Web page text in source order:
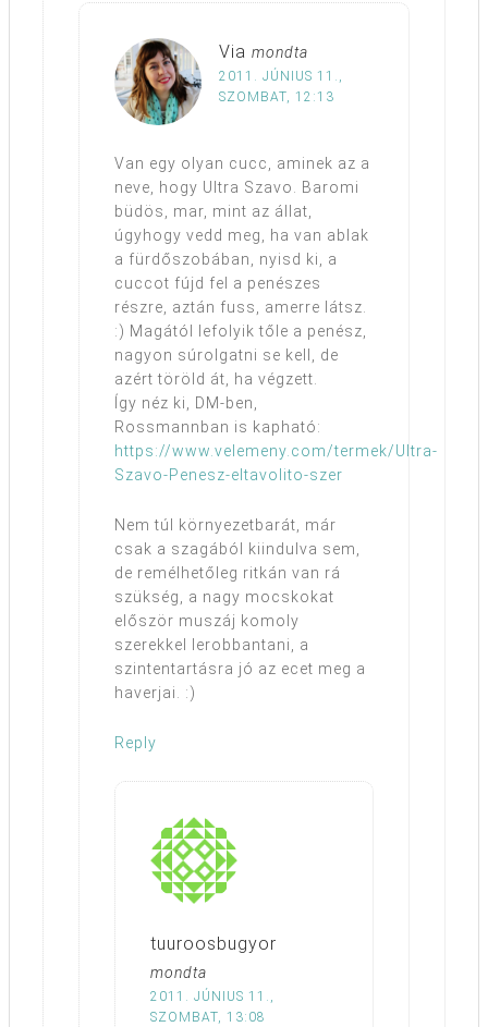
Via mondta
2011. JÚNIUS 11.,
SZOMBAT, 12:13
Van egy olyan cucc, aminek az a
neve, hogy Ultra Szavo. Baromi
büdös, mar, mint az állat,
úgyhogy vedd meg, ha van ablak
a fürdőszobában, nyisd ki, a
cuccot fújd fel a penészes
részre, aztán fuss, amerre látsz.
:) Magától lefolyik tőle a penész,
nagyon súrolgatni se kell, de
azért töröld át, ha végzett.
Így néz ki, DM-ben,
Rossmannban is kapható:
https://www.velemeny.com/termek/Ultra-
Szavo-Penesz-eltavolito-szer
Nem túl környezetbarát, már
csak a szagából kiindulva sem,
de remélhetőleg ritkán van rá
szükség, a nagy mocskokat
először muszáj komoly
szerekkel lerobbantani, a
szintentartásra jó az ecet meg a
haverjai. :)
Reply
tuuroosbugyor
mondta
2011. JÚNIUS 11.,
SZOMBAT, 13:08